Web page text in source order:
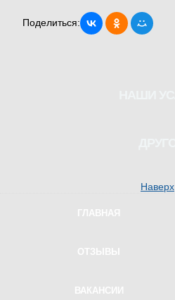
Поделиться:
Перегон
Курьер на
Проверка
Наверх
ГЛАВНАЯ
ОТЗЫВЫ
ВАКАНСИИ